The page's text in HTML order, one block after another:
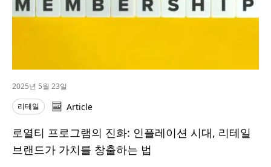
2025년 5월 23일
리테일
Article
로열티 프로그램의 진화: 인플레이션 시대, 리테일
브랜드가 가치를 창출하는 법